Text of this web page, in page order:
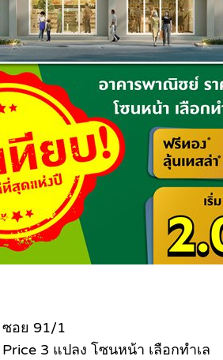
ซอย 91/1
3 แปลง โซนหน้า เลือกทำเล